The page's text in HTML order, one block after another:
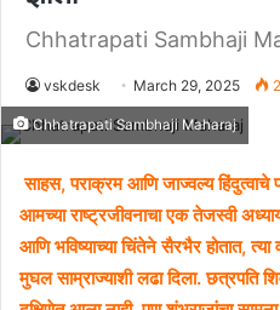
Chhatrapati Sambhaji
vskdesk March 29, 2025
Chhatrapati Sambhaji Maharaj
साहस, पराक्रम आणि जाज्वल्य
आमच्या राष्ट्रजीवनाचा एक तेजस्वी
आणि भविष्याच्या चिंतेने सैरभैर होतात,
मुघल साम्राज्याशी लढा दिला. छत्रपति